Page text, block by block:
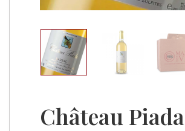
Château Piada